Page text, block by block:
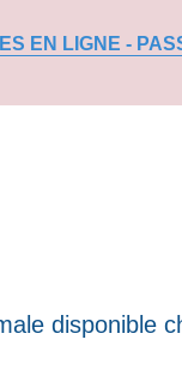
EN LIGNE -
disponible